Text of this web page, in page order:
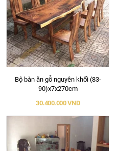
Bộ bàn ăn gỗ nguyên khối (83-
90)x7x270cm
30.400.000 VND